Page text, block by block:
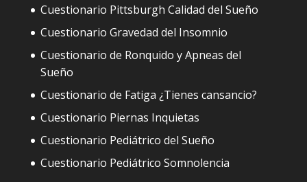
Cuestionario Pittsburgh Calidad del Sueño
Cuestionario Gravedad del Insomnio
Cuestionario de Ronquido y Apneas del
Sueño
Cuestionario de Fatiga ¿Tienes cansancio?
Cuestionario Piernas Inquietas
Cuestionario Pediátrico del Sueño
Cuestionario Pediátrico Somnolencia